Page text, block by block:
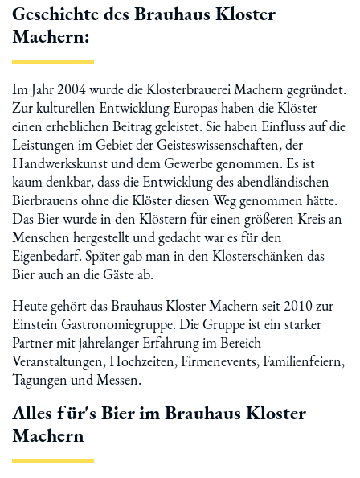
Geschichte des Brauhaus Kloster
Machern:
Im Jahr 2004 wurde die Klosterbrauerei Machern gegründet.
Zur kulturellen Entwicklung Europas haben die Klöster
einen erheblichen Beitrag geleistet. Sie haben Einfluss auf die
Leistungen im Gebiet der Geisteswissenschaften, der
Handwerkskunst und dem Gewerbe genommen. Es ist
kaum denkbar, dass die Entwicklung des abendländischen
Bierbrauens ohne die Klöster diesen Weg genommen hätte.
Das Bier wurde in den Klöstern für einen größeren Kreis an
Menschen hergestellt und gedacht war es für den
Eigenbedarf. Später gab man in den Klosterschänken das
Bier auch an die Gäste ab.
Heute gehört das Brauhaus Kloster Machern seit 2010 zur
Einstein Gastronomiegruppe. Die Gruppe ist ein starker
Partner mit jahrelanger Erfahrung im Bereich
Veranstaltungen, Hochzeiten, Firmenevents, Familienfeiern,
Tagungen und Messen.
Alles für's Bier im Brauhaus Kloster
Machern